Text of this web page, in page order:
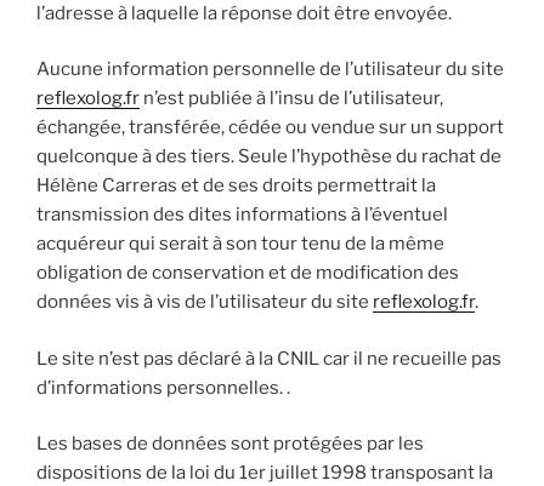
l’adresse à laquelle la réponse doit être envoyée.
Aucune information personnelle de l’utilisateur du site
reflexolog.fr n’est publiée à l’insu de l’utilisateur,
échangée, transférée, cédée ou vendue sur un support
quelconque à des tiers. Seule l’hypothèse du rachat de
Hélène Carreras et de ses droits permettrait la
transmission des dites informations à l’éventuel
acquéreur qui serait à son tour tenu de la même
obligation de conservation et de modification des
données vis à vis de l’utilisateur du site reflexolog.fr.
Le site n’est pas déclaré à la CNIL car il ne recueille pas
d’informations personnelles. .
Les bases de données sont protégées par les
dispositions de la loi du 1er juillet 1998 transposant la